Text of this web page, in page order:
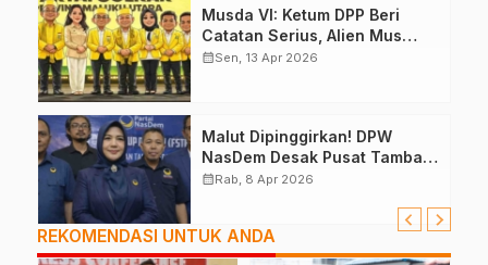
Musda VI: Ketum DPP Beri
Catatan Serius, Alien Mus
Mampu Atau Tidak?
calendar_monthSen, 13 Apr 2026
Malut Dipinggirkan! DPW
NasDem Desak Pusat Tambah
Kursi DPR RI, Jangan Tutup
calendar_monthRab, 8 Apr 2026
REKOMENDASI UNTUK ANDA